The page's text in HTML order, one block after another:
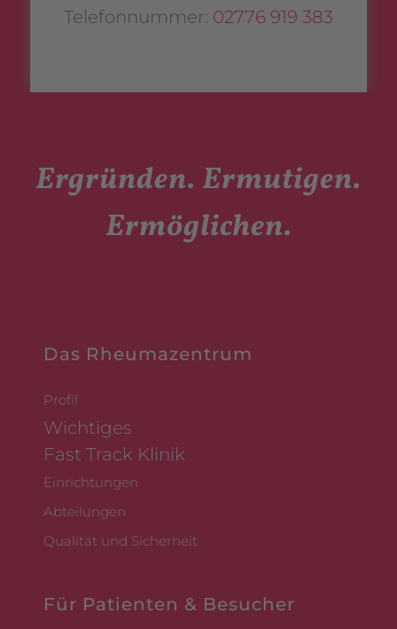
Telefonnummer: 02776 919 383
Ergründen. Ermutigen.
Ermöglichen.
Das Rheumazentrum
Profil
Wichtiges
Fast Track Klinik
Einrichtungen
Abteilungen
Qualität und Sicherheit
Für Patienten & Besucher